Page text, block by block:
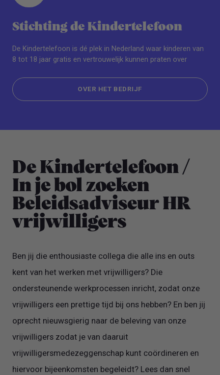
Stichting de Kindertelefoon
De Kindertelefoon is dé plek in Nederland waar kinderen van
8 tot 18 jaar gratis en vertrouwelijk kunnen praten over
OVER HET BEDRIJF
De Kindertelefoon /
In je bol zoeken
Beleidsadviseur HR
vrijwilligers
Ben jij die enthousiaste collega die alle ins en outs
kent van het werken met vrijwilligers? Die
ondersteunende werkprocessen inricht, zodat onze
vrijwilligers een prettige tijd bij ons hebben? En ben jij
oprecht nieuwsgierig naar de beleving van onze
vrijwilligers zodat je van daaruit
vrijwilligersmedezeggenschap kunt coördineren en
hiervoor bijeenkomsten begeleidt? Lees dan snel